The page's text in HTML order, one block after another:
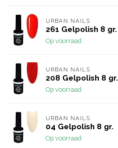
URBAN NAILS
261 Gelpolish 8 gr.
Op voorraad
URBAN NAILS
208 Gelpolish 8 gr.
Op voorraad
URBAN NAILS
04 Gelpolish 8 gr.
Op voorraad